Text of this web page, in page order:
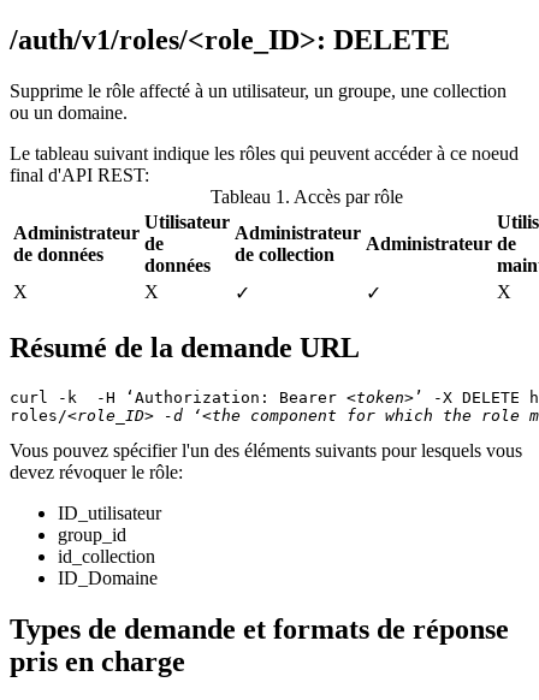
/auth/v1/roles/<role_ID>: DELETE
Supprime le rôle affecté à un utilisateur, un groupe, une collection
ou un domaine.
Le tableau suivant indique les rôles qui peuvent accéder à ce noeud
final d'API REST:
Tableau 1. Accès par rôle
Administrateur
de données
Utilisateur
de
données
Administrateur
de collection
Administrateur de
Χ
Χ ✓ ✓ Χ
Résumé de la demande URL
curl -k  -H ‘Authorization: Bearer <token> ’ -X
roles/<role_ID> -d ‘<the component for which the role
Vous pouvez spécifier l'un des éléments suivants pour lesquels vous
devez révoquer le rôle:
ID_utilisateur
group_id
id_collection
ID_Domaine
Types de demande et formats de réponse
pris en charge